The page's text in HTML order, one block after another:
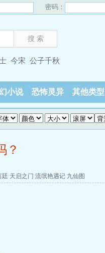
密码：
今宋 公子千秋
小说 恐怖灵异 其他类型
？
廷 天启之门 流氓艳遇记 九仙图